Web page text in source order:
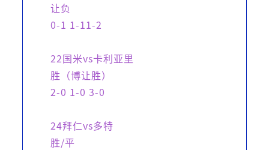
让负
0-1 1-11-2
22国米vs卡利亚里
胜（博让胜）
2-0 1-0 3-0
24拜仁vs多特
胜/平